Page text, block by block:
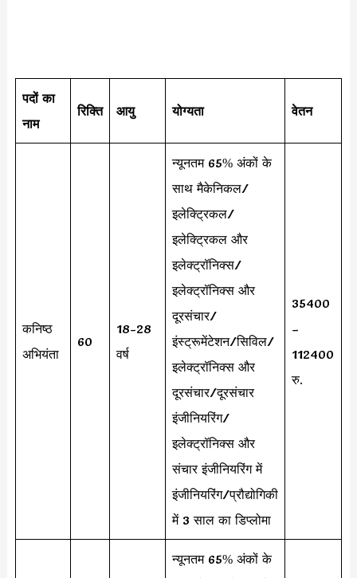
पदों का
नाम
रिक्ति आयु योग्यता वेतन
कनिष्ठ
अभियंता
60
18-28
वर्ष
न्यूनतम 65% अंकों के
साथ मैकेनिकल/
इलेक्ट्रिकल/
इलेक्ट्रिकल और
इलेक्ट्रॉनिक्स/
इलेक्ट्रॉनिक्स और
दूरसंचार/
इंस्ट्रूमेंटेशन/सिविल/
इलेक्ट्रॉनिक्स और
दूरसंचार/दूरसंचार
इंजीनियरिंग/
इलेक्ट्रॉनिक्स और
संचार इंजीनियरिंग में
इंजीनियरिंग/प्रौद्योगिकी
में 3 साल का डिप्लोमा
35400
–
112400
रु.
न्यूनतम 65% अंकों के